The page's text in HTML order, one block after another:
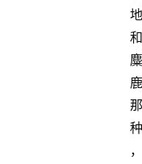
地
和
麋
鹿
那
种
，